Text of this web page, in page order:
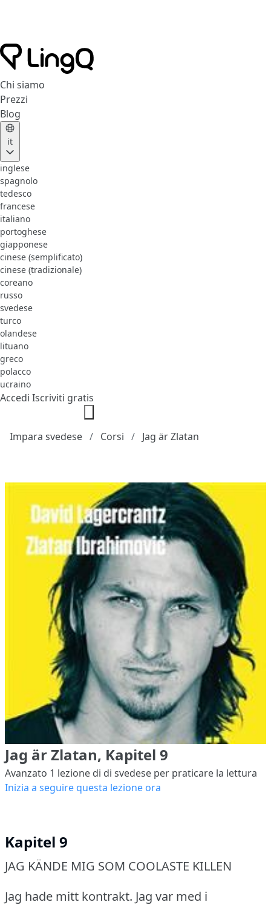
Chi siamo
Prezzi
Blog
it
inglese
spagnolo
tedesco
francese
italiano
portoghese
giapponese
cinese (semplificato)
cinese (tradizionale)
coreano
russo
svedese
turco
olandese
lituano
greco
polacco
ucraino
Accedi Iscriviti gratis
Impara svedese Corsi Jag är Zlatan
Jag är Zlatan, Kapitel 9
Avanzato 1 lezione di di svedese per praticare la lettura
Inizia a seguire questa lezione ora
Kapitel 9
JAG KÄNDE MIG SOM COOLASTE KILLEN
Jag hade mitt kontrakt. Jag var med i